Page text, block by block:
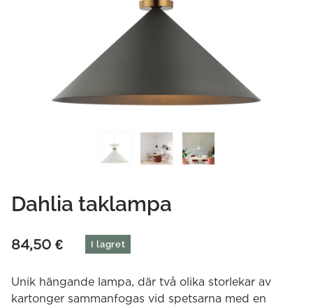
Dahlia taklampa
84,50 € I lagret
Unik hängande lampa, där två olika storlekar av
kartonger sammanfogas vid spetsarna med en